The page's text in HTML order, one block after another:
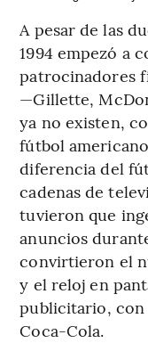
A pesar de las
1994 empezó a
patrocinadores
—Gillette,
ya no existen,
fútbol
diferencia del
cadenas de
tuvieron que
anuncios
convirtieron el
y el reloj en
publicitario, con
Coca-Cola.